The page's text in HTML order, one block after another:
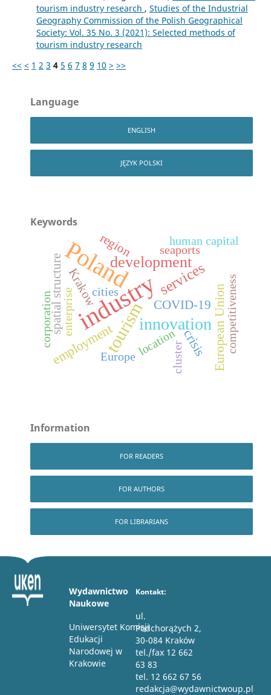
tourism industry research , Studies of the Industrial
Geography Commission of the Polish Geographical
Society: Vol. 35 No. 3 (2021): Selected methods of
tourism industry research
<< < 1 2 3 4 5 6 7 8 9 10 > >>
Language
ENGLISH
JĘZYK POLSKI
Keywords
industry
Poland
tourisminnovation
development
services
European Union
employment crisis
spatial structureKrakow COVID-19
region
location
enterprise competitiveness
cluster
corporation
seaports
cities
Europe
human capital
Information
FOR READERS
FOR AUTHORS
FOR LIBRARIANS
Wydawnictwo
Naukowe
Uniwersytet Komisji
Edukacji
Narodowej w
Krakowie
Kontakt:
ul.
Podchorążych 2,
30-084 Kraków
tel./fax 12 662
63 83
tel. 12 662 67 56
redakcja@wydawnictwoup.pl